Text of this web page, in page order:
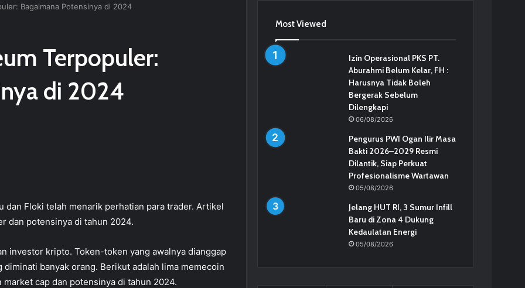
Bagaimana Potensinya di 2024
Terpopuler:
di 2024
Floki telah menarik perhatian para trader. Artikel
dan potensinya di tahun 2024.
investor kripto. Token-token yang awalnya dianggap
banyak orang. Berikut adalah lima memecoin
cap dan potensinya di tahun 2024.
Most Viewed
Izin Operasional PKS PT.
Aburahmi Belum Kelar, FH :
Harusnya Tidak Boleh
Bergerak Sebelum
Dilengkapi
06/08/2026
Pengurus PWI Ogan Ilir Masa
Bakti 2026–2029 Resmi
Dilantik, Siap Perkuat
Profesionalisme Wartawan
05/08/2026
Jelang HUT RI, 3 Sumur Infill
Baru di Zona 4 Dukung
Kedaulatan Energi
05/08/2026